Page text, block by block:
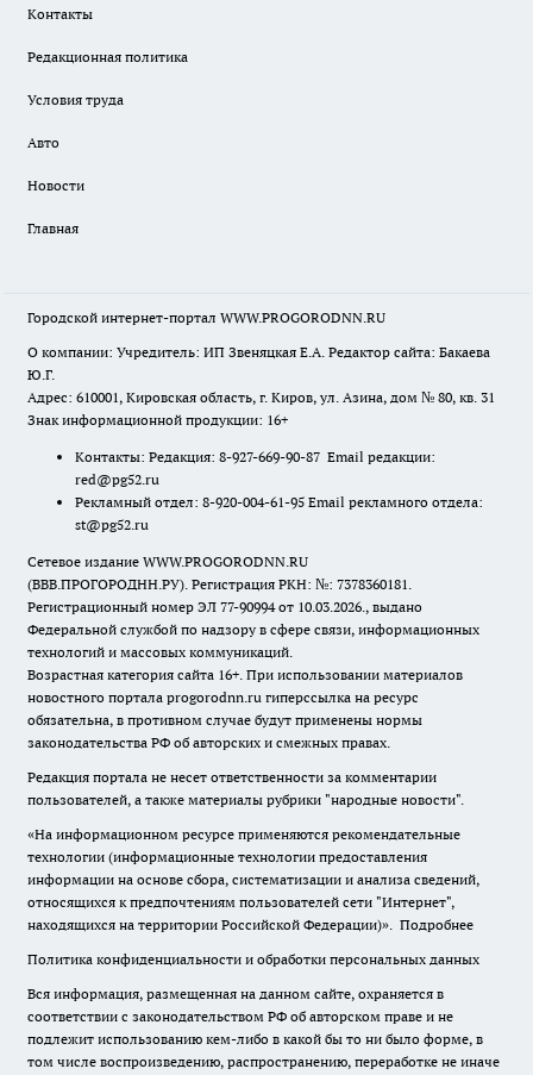
Контакты
Редакционная политика
Условия труда
Авто
Новости
Главная
Городской интернет-портал WWW.PROGORODNN.RU
О компании: Учредитель: ИП Звеняцкая Е.А. Редактор сайта: Бакаева
Ю.Г.
Адрес: 610001, Кировская область, г. Киров, ул. Азина, дом № 80, кв. 31
Знак информационной продукции: 16+
Контакты: Редакция: 8-927-669-90-87 Email редакции:
red@pg52.ru
Рекламный отдел: 8-920-004-61-95 Email рекламного отдела:
st@pg52.ru
Сетевое издание WWW.PROGORODNN.RU
(ВВВ.ПРОГОРОДНН.РУ). Регистрация РКН: №: 7378360181.
Регистрационный номер ЭЛ 77-90994 от 10.03.2026., выдано
Федеральной службой по надзору в сфере связи, информационных
технологий и массовых коммуникаций.
Возрастная категория сайта 16+. При использовании материалов
новостного портала progorodnn.ru гиперссылка на ресурс
обязательна, в противном случае будут применены нормы
законодательства РФ об авторских и смежных правах.
Редакция портала не несет ответственности за комментарии
пользователей, а также материалы рубрики "народные новости".
«На информационном ресурсе применяются рекомендательные
технологии (информационные технологии предоставления
информации на основе сбора, систематизации и анализа сведений,
относящихся к предпочтениям пользователей сети "Интернет",
находящихся на территории Российской Федерации)». Подробнее
Политика конфиденциальности и обработки персональных данных
Вся информация, размещенная на данном сайте, охраняется в
соответствии с законодательством РФ об авторском праве и не
подлежит использованию кем-либо в какой бы то ни было форме, в
том числе воспроизведению, распространению, переработке не иначе